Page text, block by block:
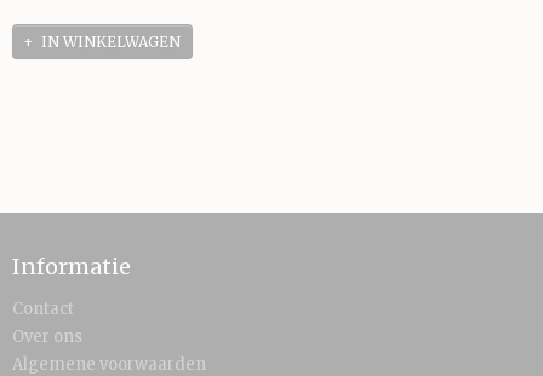
IN WINKELWAGEN
Informatie
Contact
Over ons
Algemene voorwaarden